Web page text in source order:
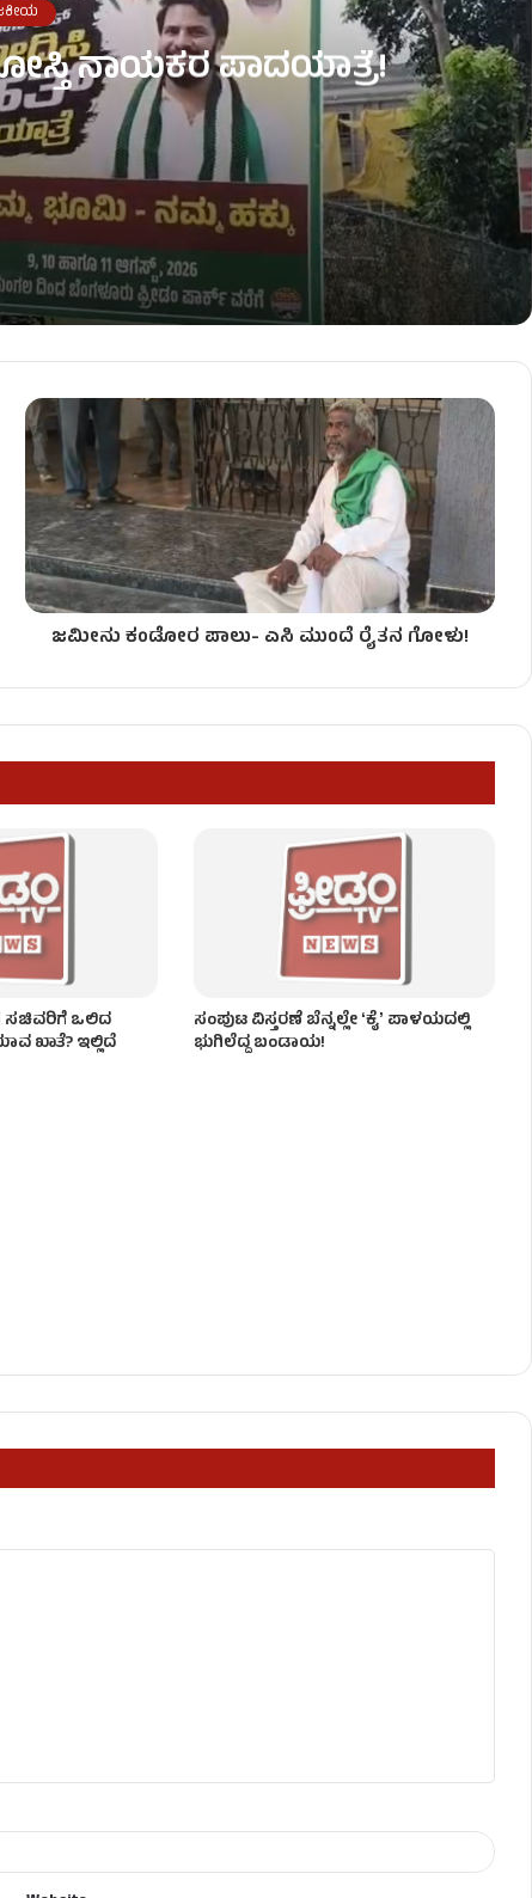
ನಾಯಕರ ಪಾದಯಾತ್ರೆ!
ಉತ್ಪನ್ನಗಳ ಬೆಲೆ ಏರಿಕೆ!
– ಅಧಿವೇಶನದಲ್ಲಿ ಡಿಕೆಶಿಗೆ ಮುಜುಗರ!
ಕಾರ್ಯಕರ್ತರ ಹೈಡ್ರಾಮಾ!
ಜಮೀನು ಕಂಡೋರ ಪಾಲು- ಎಸಿ ಮುಂದೆ ರೈತನ ಗೋಳು!
ಸಚಿವರಿಗೆ ಒಲಿದ
ಖಾತೆ? ಇಲ್ಲಿದೆ
ಸಂಪುಟ ವಿಸ್ತರಣೆ ಬೆನ್ನಲ್ಲೇ ʻಕೈʼ ಪಾಳಯದಲ್ಲಿ
ಭುಗಿಲೆದ್ದ ಬಂಡಾಯ!